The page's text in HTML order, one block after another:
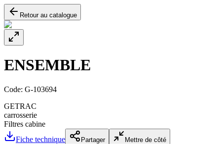
Retour au catalogue
ENSEMBLE
Code: G-103694
GETRAC
carrosserie
Filtres cabine
Fiche technique
Partager Mettre de côté